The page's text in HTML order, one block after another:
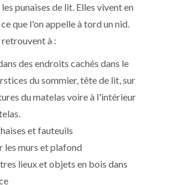
punaises de lit. Elles vivent en
que l'on appelle à tord un nid.
retrouvent à :
des endroits cachés dans le
du sommier, tête de lit, sur
du matelas voire à l'intérieur
et fauteuils
les murs et plafond
lieux et objets en bois dans